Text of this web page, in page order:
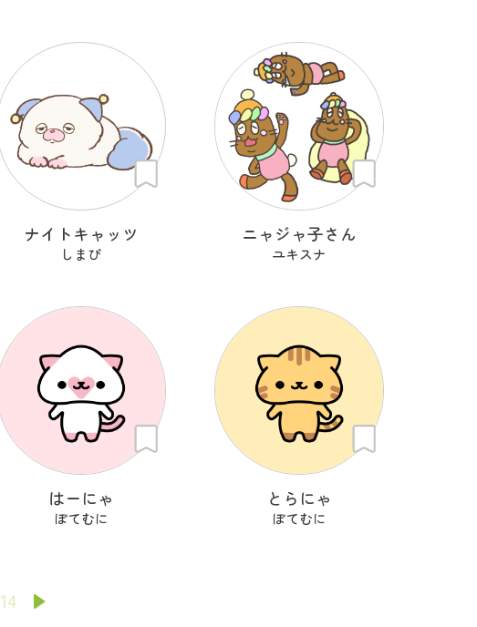
ナイトキャッツ
しまぴ
ニャジャ子さん
ユキスナ
はーにゃ
ぽてむに
とらにゃ
ぽてむに
14